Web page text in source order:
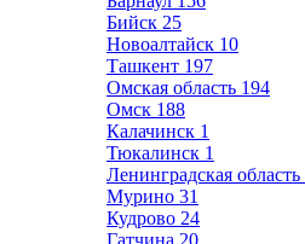
Бийск 25
Новоалтайск 10
Ташкент 197
Омская область 194
Омск 188
Калачинск 1
Тюкалинск 1
Ленинградская область
Мурино 31
Кудрово 24
Гатчина 20